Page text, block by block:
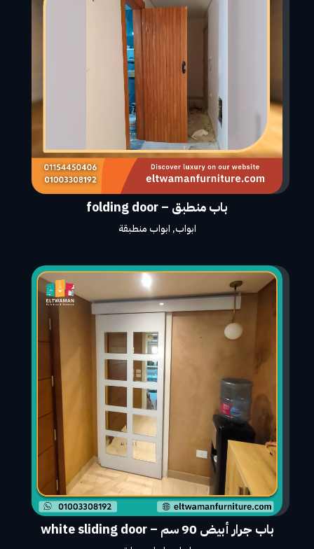
باب منطبق – folding door
ابواب, ابواب منطبقة
باب جرار أبيض 90 سم – white sliding door